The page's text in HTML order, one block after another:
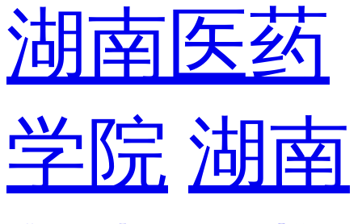
湖南医药
学院 湖南